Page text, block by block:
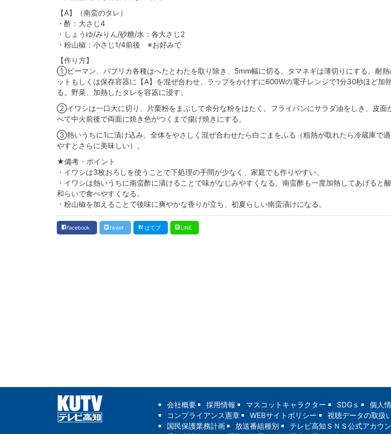
【A】（南蛮のタレ）
・酢：大さじ4
・しょうゆ/みりん/砂糖/水：各大さじ2
・粉山椒：小さじ1/4前後 ※お好みで
【作り方】
①ピーマン、パプリカ各種はへたとわたを取り除き、5mm幅に切る。タマネギは薄切りにする。耐熱
ットもしくは保存容器に【A】を混ぜ合わせ、ラップをかけずに600Wの電子レンジで1分30秒ほど加
る。野菜、加熱したタレを容器に浸す。
②イワシは一口大に切り、片栗粉をまぶして余分な粉をはたく。フライパンにサラダ油をしき、皮面
べて中火前後で両面に焼き色がつくまで揚げ焼きにする。
③熱いうちに1に漬け込み、全体をやさしく混ぜ合わせたら白ごまをふる（粗熱が取れたら冷蔵庫で
やすとさらに美味しい）。
★備考・ポイント
・イワシは3枚おろしを使うことで下処理の手間が少なく、家庭でも作りやすい。
・イワシは熱いうちに南蛮酢に漬けることで味がなじみやすくなる。南蛮酢も一度加熱してあげると
和らいで食べやすくなる。
・粉山椒を加えることで後味に爽やかな香りが立ち、初夏らしい南蛮漬けになる。
facebook tweet はてブ LINE
会社概要 採用情報 マスコットキャラクター SDGｓ 個人
コンプライアンス憲章
WEBサイトポリシー
視聴データの取扱
国民保護業務計画
放送番組種別 テレビ高知ＳＮＳ公式アカウ